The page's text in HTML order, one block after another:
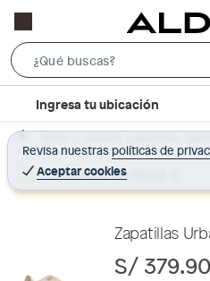
c
t
Ingresa tu ubicación
Revisa nuestras políticas de
Aceptar cookies
Home Calzado y zapatillas -
Producto sin stock :(
Zapatillas
S/ 379.90